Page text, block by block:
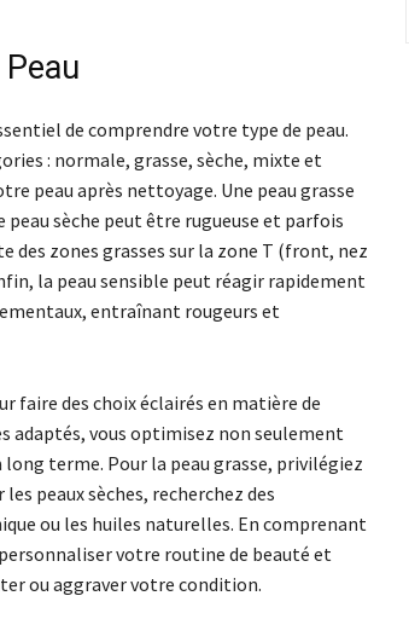
de comprendre votre type de peau.
: normale, grasse, sèche, mixte et
peau après nettoyage. Une peau grasse
peau sèche peut être rugueuse et parfois
des zones grasses sur la zone T (front, nez
la peau sensible peut réagir rapidement
entraînant rougeurs et
faire des choix éclairés en matière de
adaptés, vous optimisez non seulement
long terme. Pour la peau grasse, privilégiez
peaux sèches, recherchez des
ou les huiles naturelles. En comprenant
votre routine de beauté et
ou aggraver votre condition.